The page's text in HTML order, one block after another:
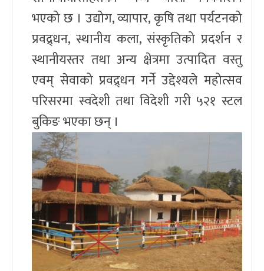
भएको छ । उद्योग, व्यापार, कृषि तथा पर्यटनको
प्रवद्र्धन, स्थानीय कला, संस्कृतिको प्रदर्शन र
स्थानीयस्तर तथा अन्य क्षेत्रमा उत्पादित वस्तु
एवम् सेवाको प्रवद्र्धन गर्ने उद्देश्यले महोत्सव
परिसरमा स्वदेशी तथा विदेशी गरी ५२१ स्टल
बुकिङ भएका छन् ।